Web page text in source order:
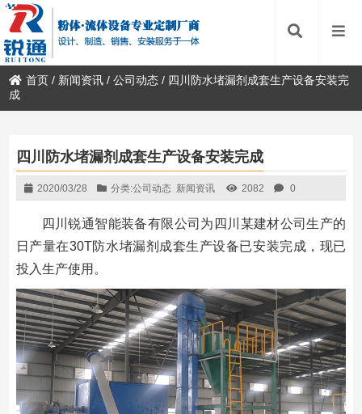
首页 / 新闻资讯 /公司动态 / 四川防水堵漏剂成套生产设备安装完
成
四川防水堵漏剂成套生产设备安装完成
2020/03/28 分类:公司动态 新闻资讯 2082 0
四川锐通智能装备有限公司为四川某建材公司生产的
日产量在30T防水堵漏剂成套生产设备已安装完成，现已
投入生产使用。